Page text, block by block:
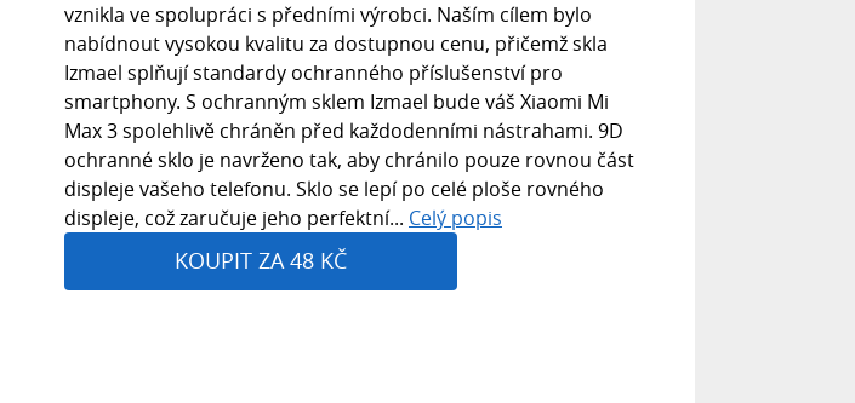
vznikla ve spolupráci s předními výrobci. Naším cílem bylo
nabídnout vysokou kvalitu za dostupnou cenu, přičemž skla
Izmael splňují standardy ochranného příslušenství pro
smartphony. S ochranným sklem Izmael bude váš Xiaomi Mi
Max 3 spolehlivě chráněn před každodenními nástrahami. 9D
ochranné sklo je navrženo tak, aby chránilo pouze rovnou část
displeje vašeho telefonu. Sklo se lepí po celé ploše rovného
displeje, což zaručuje jeho perfektní... Celý popis
KOUPIT ZA 48 KČ